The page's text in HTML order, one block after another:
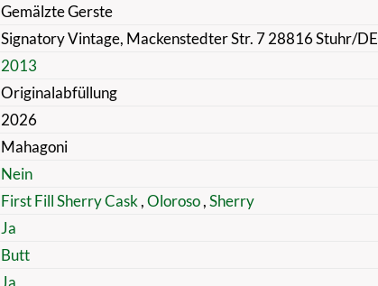
Gemälzte Gerste
Signatory Vintage, Mackenstedter Str. 7 28816 Stuhr/DE
2013
Originalabfüllung
2026
Mahagoni
Nein
First Fill Sherry Cask,Oloroso,Sherry
Ja
Butt
Ja